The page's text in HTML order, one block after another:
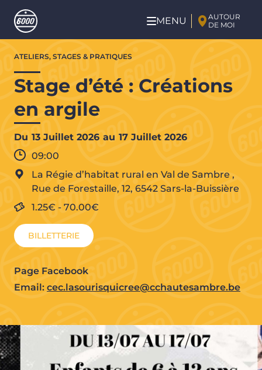
Aller au contenu principal
MENU
AUTOUR
DE MOI
contenu
principal
ATELIERS, STAGES & PRATIQUES
Stage d’été : Créations
en argile
Du 13 Juillet 2026 au 17 Juillet 2026
09:00
La Régie d’habitat rural en Val de Sambre ,
Rue de Forestaille, 12, 6542 Sars-la-Buissière
1.25€ - 70.00€
BILLETTERIE
Page Facebook
Email: cec.lasourisquicree@cchautesambre.be